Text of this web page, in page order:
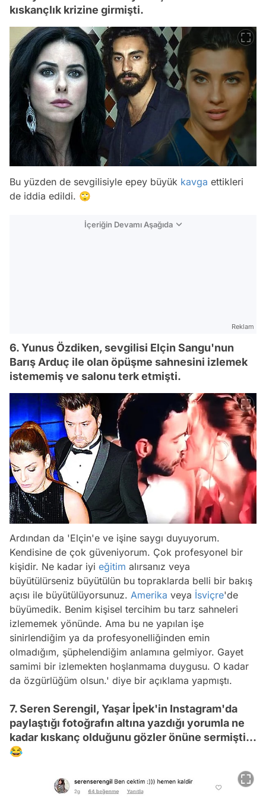
kıskançlık krizine girmişti.
Bu yüzden de sevgilisiyle epey büyük kavga ettikleri
de iddia edildi. 🙄
İçeriğin Devamı Aşağıda
Reklam
6. Yunus Özdiken, sevgilisi Elçin Sangu'nun
Barış Arduç ile olan öpüşme sahnesini izlemek
istememiş ve salonu terk etmişti.
Ardından da 'Elçin'e ve işine saygı duyuyorum.
Kendisine de çok güveniyorum. Çok profesyonel bir
kişidir. Ne kadar iyi eğitim alırsanız veya
büyütülürseniz büyütülün bu topraklarda belli bir bakış
açısı ile büyütülüyorsunuz. Amerika veya İsviçre'de
büyümedik. Benim kişisel tercihim bu tarz sahneleri
izlememek yönünde. Ama bu ne yapılan işe
sinirlendiğim ya da profesyonelliğinden emin
olmadığım, şüphelendiğim anlamına gelmiyor. Gayet
samimi bir izlemekten hoşlanmama duygusu. O kadar
da özgürlüğüm olsun.' diye bir açıklama yapmıştı.
7. Seren Serengil, Yaşar İpek'in Instagram'da
paylaştığı fotoğrafın altına yazdığı yorumla ne
kadar kıskanç olduğunu gözler önüne sermişti...
😂